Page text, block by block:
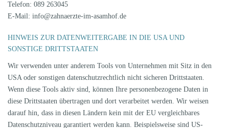
Telefon: 089 263045
E-Mail: info@zahnaerzte-im-asamhof.de
HINWEIS ZUR DATENWEITERGABE IN DIE USA UND
SONSTIGE DRITTSTAATEN
Wir verwenden unter anderem Tools von Unternehmen mit Sitz in den
USA oder sonstigen datenschutzrechtlich nicht sicheren Drittstaaten.
Wenn diese Tools aktiv sind, können Ihre personenbezogene Daten in
diese Drittstaaten übertragen und dort verarbeitet werden. Wir weisen
darauf hin, dass in diesen Ländern kein mit der EU vergleichbares
Datenschutzniveau garantiert werden kann. Beispielsweise sind US-